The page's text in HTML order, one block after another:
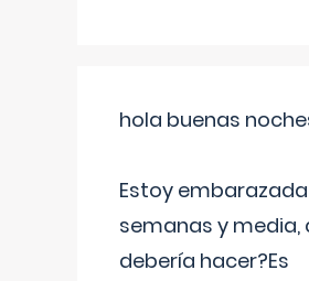
hola buenas
Estoy
semanas y media,
debería hacer?Es